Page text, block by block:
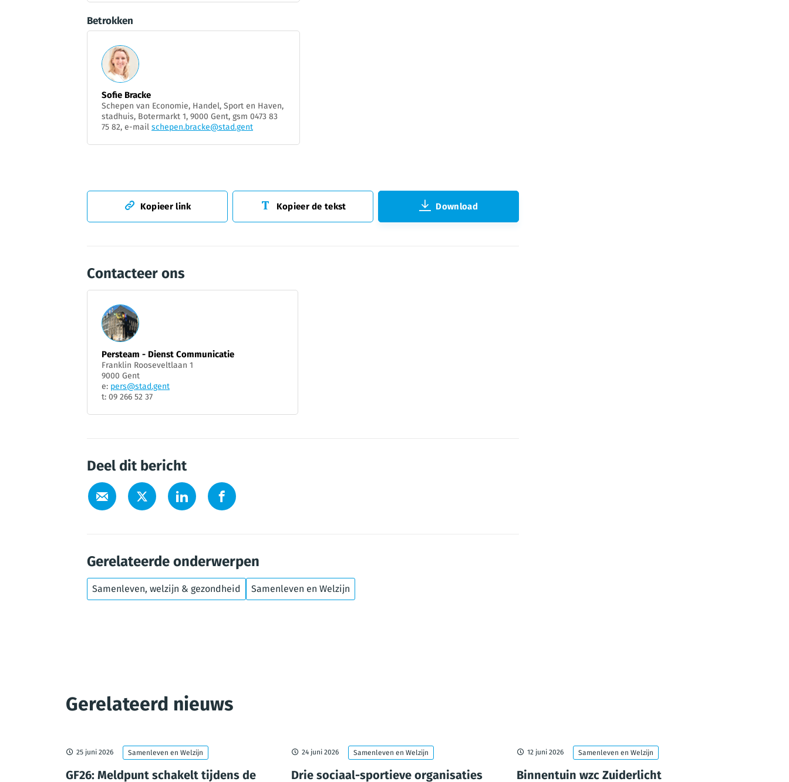
Betrokken
Sofie Bracke
Schepen van Economie, Handel, Sport en Haven,
stadhuis, Botermarkt 1, 9000 Gent, gsm 0473 83
75 82, e-mail schepen.bracke@stad.gent
Kopieer link Kopieer de tekst Download
Contacteer ons
Persteam - Dienst Communicatie
Franklin Rooseveltlaan 1
9000 Gent
e: pers@stad.gent
t: 09 266 52 37
Deel dit bericht
Gerelateerde onderwerpen
Samenleven, welzijn & gezondheid Samenleven en Welzijn
Gerelateerd nieuws
25 juni 2026 Samenleven en Welzijn
GF26: Meldpunt schakelt tijdens de
24 juni 2026 Samenleven en Welzijn
Drie sociaal-sportieve organisaties
12 juni 2026 Samenleven en Welzijn
Binnentuin wzc Zuiderlicht